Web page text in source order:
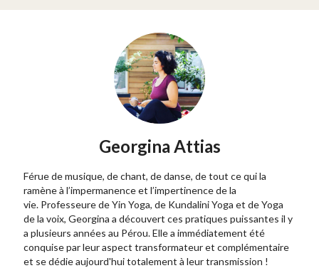
Georgina Attias
Férue de musique, de chant, de danse, de tout ce qui la
ramène à l’impermanence et l’impertinence de la
vie. Professeure de Yin Yoga, de Kundalini Yoga et de Yoga
de la voix, Georgina a découvert ces pratiques puissantes il y
a plusieurs années au Pérou. Elle a immédiatement été
conquise par leur aspect transformateur et complémentaire
et se dédie aujourd'hui totalement à leur transmission !